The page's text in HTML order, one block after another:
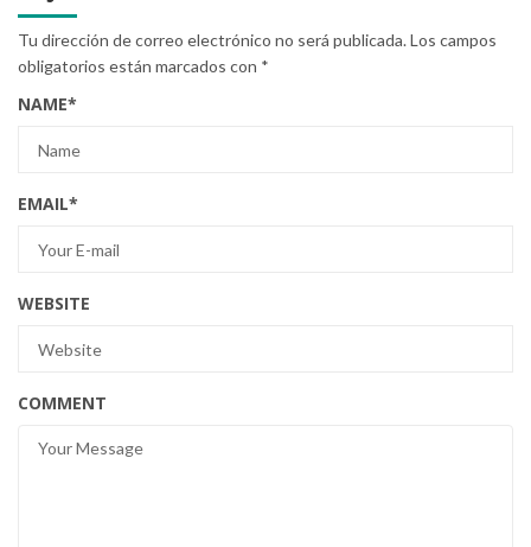
Tu dirección de correo electrónico no será publicada.Los campos
obligatorios están marcados con *
NAME*
EMAIL*
WEBSITE
COMMENT